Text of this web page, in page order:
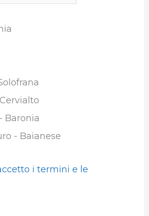
Baronia
- Baianese
i termini e le